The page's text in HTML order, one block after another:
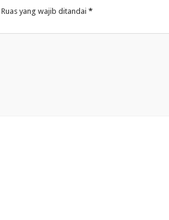
Ruas yang wajib ditandai *